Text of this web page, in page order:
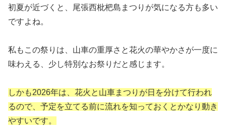
初夏が近づくと、尾張西枇杷島まつりが気になる方も多い
ですよね。
私もこの祭りは、山車の重厚さと花火の華やかさが一度に
味わえる、少し特別なお祭りだと感じます。
しかも2026年は、花火と山車まつりが日を分けて行われ
るので、予定を立てる前に流れを知っておくとかなり動き
やすいです。